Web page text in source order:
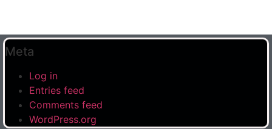
Meta
Log in
Entries feed
Comments feed
WordPress.org